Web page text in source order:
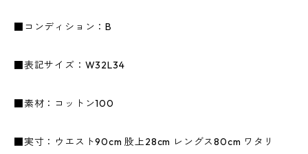
■コンディション：B
■表記サイズ：W32L34
■素材：コットン100
■実寸：ウエスト90cm 股上28cm レングス80cm ワタリ